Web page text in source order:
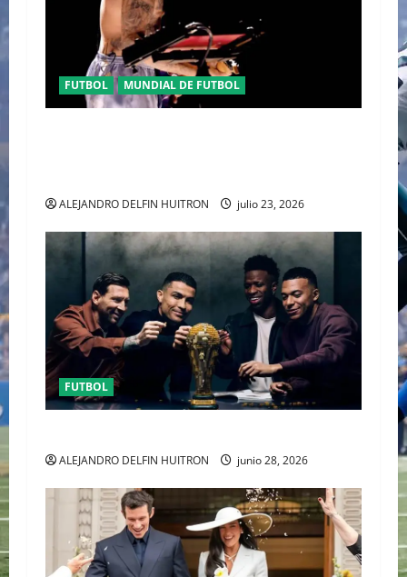
FUTBOL MUNDIAL DE FUTBOL
ALEJANDRO DELFIN HUITRON julio 23, 2026
FUTBOL
ALEJANDRO DELFIN HUITRON junio 28, 2026